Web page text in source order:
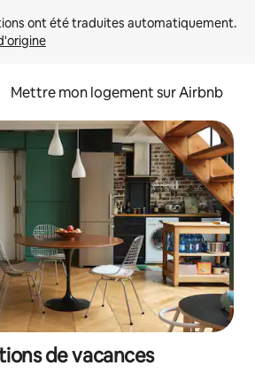
Mettre mon logement sur Airbnb
de vacances